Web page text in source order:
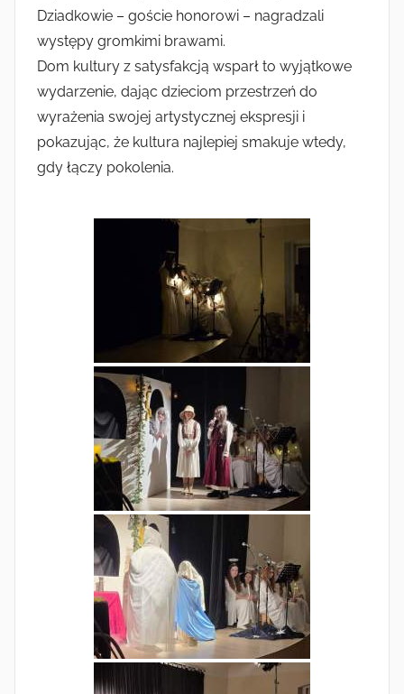
Dziadkowie – goście honorowi – nagradzali
występy gromkimi brawami.
Dom kultury z satysfakcją wsparł to wyjątkowe
wydarzenie, dając dzieciom przestrzeń do
wyrażenia swojej artystycznej ekspresji i
pokazując, że kultura najlepiej smakuje wtedy,
gdy łączy pokolenia.